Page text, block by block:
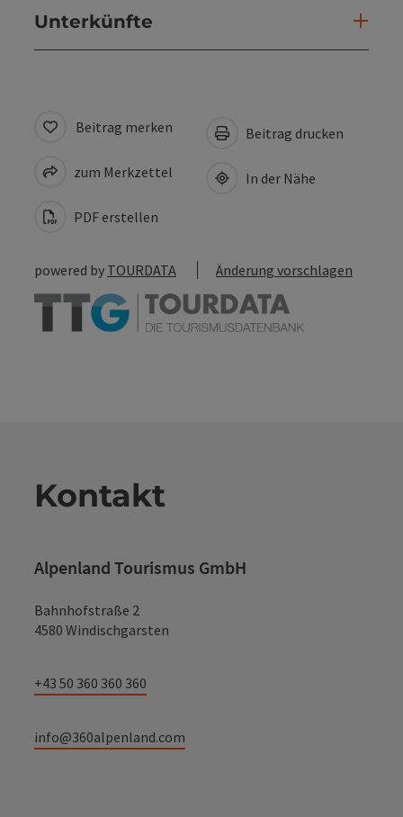
Unterkünfte
Beitrag merken
zum Merkzettel
PDF erstellen
Beitrag drucken
In der Nähe
powered by TOURDATA Änderung vorschlagen
Kontakt
Alpenland Tourismus GmbH
Bahnhofstraße 2
4580 Windischgarsten
+43 50 360 360 360
info@360alpenland.com